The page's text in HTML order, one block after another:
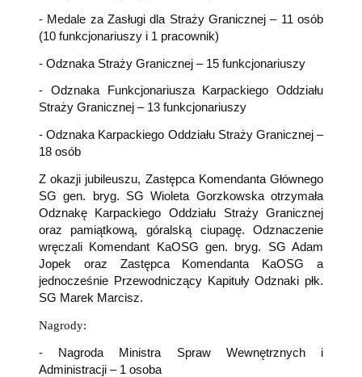
- Medale za Zasługi dla Straży Granicznej – 11 osób
(10 funkcjonariuszy i 1 pracownik)
- Odznaka Straży Granicznej – 15 funkcjonariuszy
- Odznaka Funkcjonariusza Karpackiego Oddziału
Straży Granicznej – 13 funkcjonariuszy
- Odznaka Karpackiego Oddziału Straży Granicznej –
18 osób
Z okazji jubileuszu, Zastępca Komendanta Głównego
SG gen. bryg. SG Wioleta Gorzkowska otrzymała
Odznakę Karpackiego Oddziału Straży Granicznej
oraz pamiątkową, góralską ciupagę. Odznaczenie
wręczali Komendant KaOSG gen. bryg. SG Adam
Jopek oraz Zastępca Komendanta KaOSG a
jednocześnie Przewodniczący Kapituły Odznaki płk.
SG Marek Marcisz.
Nagrody:
- Nagroda Ministra Spraw Wewnętrznych i
Administracji – 1 osoba